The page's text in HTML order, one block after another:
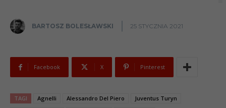
BARTOSZ BOLESŁAWSKI 25 STYCZNIA 2021
Facebook X Pinterest
TAGI Agnelli Alessandro Del Piero
Juventus Turyn